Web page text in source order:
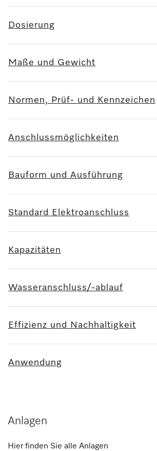
Dosierung
Maße und Gewicht
Normen, Prüf- und Kennzeichen
Anschlussmöglichkeiten
Bauform und Ausführung
Standard Elektroanschluss
Kapazitäten
Wasseranschluss/-ablauf
Effizienz und Nachhaltigkeit
Anwendung
Anlagen
Hier finden Sie alle Anlagen